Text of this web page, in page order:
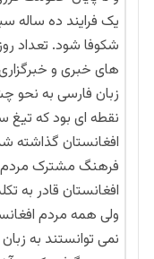
یک فرایند ده ساله
شکوفا شود. تعداد
های خبری و
زبان فارسی به نحو
نقطه ای بود که تیغ
افغانستان گذاشته
فرهنگ مشترک مردم
افغانستان قادر به
ولی همه مردم
نمی توانستند به